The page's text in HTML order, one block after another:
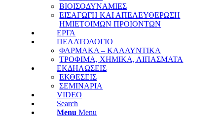
ΒΙΟΙΣΟΔΥΝΑΜΙΕΣ
ΕΙΣΑΓΩΓΗ ΚΑΙ ΑΠΕΛΕΥΘΕΡΩΣΗ
ΗΜΙΕΤΟΙΜΩΝ ΠΡΟΙΟΝΤΩΝ
ΕΡΓΑ
ΠΕΛΑΤΟΛΟΓΙΟ
ΦΑΡΜΑΚΑ – ΚΑΛΛΥΝΤΙΚΑ
ΤΡΟΦΙΜΑ, ΧΗΜΙΚΑ, ΛΙΠΑΣΜΑΤΑ
ΕΚΔΗΛΩΣΕΙΣ
ΕΚΘΕΣΕΙΣ
ΣΕΜΙΝΑΡΙΑ
VIDEO
Search
Menu Menu